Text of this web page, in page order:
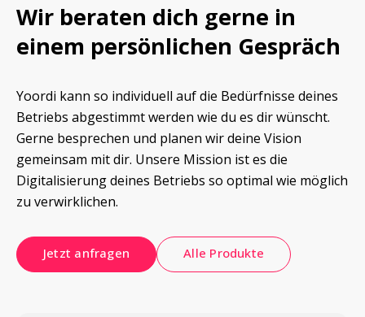
Wir beraten dich gerne in
einem persönlichen Gespräch
Yoordi kann so individuell auf die Bedürfnisse deines
Betriebs abgestimmt werden wie du es dir wünscht.
Gerne besprechen und planen wir deine Vision
gemeinsam mit dir. Unsere Mission ist es die
Digitalisierung deines Betriebs so optimal wie möglich
zu verwirklichen.
Jetzt anfragen Alle Produkte